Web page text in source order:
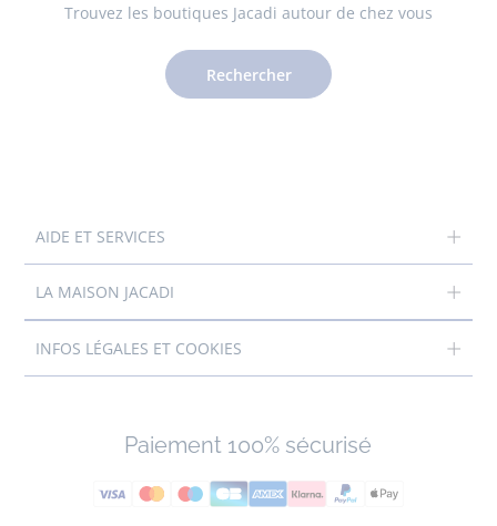
Trouvez les boutiques Jacadi autour de chez vous
Rechercher
AIDE ET SERVICES
LA MAISON JACADI
INFOS LÉGALES ET COOKIES
Paiement 100% sécurisé